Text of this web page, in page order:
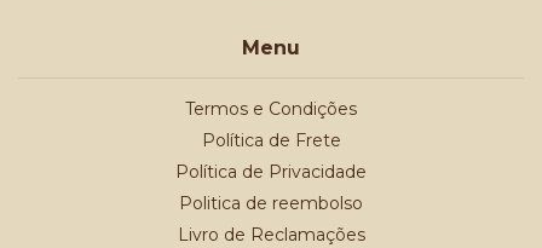
Menu
Termos e Condições
Política de Frete
Política de Privacidade
Politica de reembolso
Livro de Reclamações